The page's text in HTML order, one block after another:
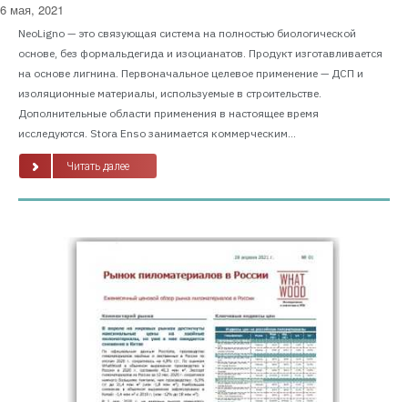
6 мая, 2021
NeoLigno — это связующая система на полностью биологической
основе, без формальдегида и изоцианатов. Продукт изготавливается
на основе лигнина. Первоначальное целевое применение — ДСП и
изоляционные материалы, используемые в строительстве.
Дополнительные области применения в настоящее время
исследуются. Stora Enso занимается коммерческим...
Читать далее